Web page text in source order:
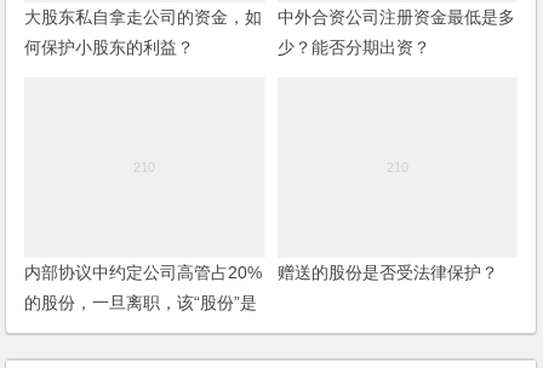
大股东私自拿走公司的资金，如
何保护小股东的利益？
中外合资公司注册资金最低是多
少？能否分期出资？
内部协议中约定公司高管占20%
的股份，一旦离职，该“股份”是
不是也不在存在了？
赠送的股份是否受法律保护？